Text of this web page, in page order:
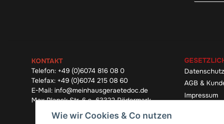
KONTAKT
Telefon: +49 (0)6074 816 08 0
Telefax: +49 (0)6074 215 08 60
E-Mail: info@meinhausgeraetedoc.de
Max Planck Str. 6 c, 63322 Rödermark
Datenschutz
AGB &
Impressum
Wie wir Cookies & Co nutzen